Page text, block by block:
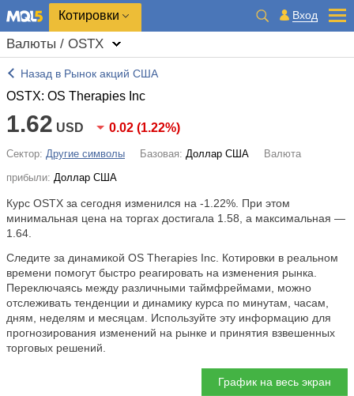
Котировки Вход
Валюты / OSTX
Назад в Рынок акций США
OSTX: OS Therapies Inc
1.62 USD 0.02 (1.22%)
Сектор: Другие символы Базовая: Доллар США
Валюта
прибыли: Доллар США
Курс OSTX за сегодня изменился на -1.22% . При этом
минимальная цена на торгах достигала 1.58, а максимальная —
1.64.
Следите за динамикой OS Therapies Inc. Котировки в реальном
времени помогут быстро реагировать на изменения рынка.
Переключаясь между различными таймфреймами, можно
отслеживать тенденции и динамику курса по минутам, часам,
дням, неделям и месяцам. Используйте эту информацию для
прогнозирования изменений на рынке и принятия взвешенных
торговых решений.
График на весь экран